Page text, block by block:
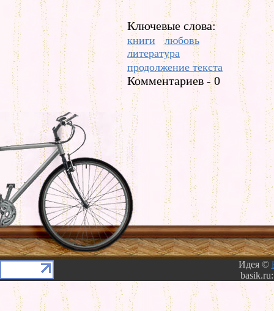
Ключевые слова:
книги
любовь
литература
продолжение текста
Комментариев - 0
Идея ©